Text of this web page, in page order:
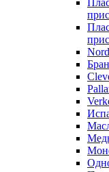
Nord